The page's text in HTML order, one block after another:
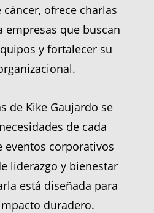
ofrece charlas
empresas que buscan
y fortalecer su
de Kike Gaujardo se
de cada
eventos corporativos
liderazgo y bienestar
está diseñada para
duradero.